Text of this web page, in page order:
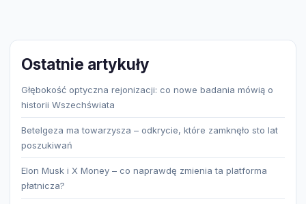
Ostatnie artykuły
Głębokość optyczna rejonizacji: co nowe badania mówią o
historii Wszechświata
Betelgeza ma towarzysza – odkrycie, które zamknęło sto lat
poszukiwań
Elon Musk i X Money – co naprawdę zmienia ta platforma
płatnicza?